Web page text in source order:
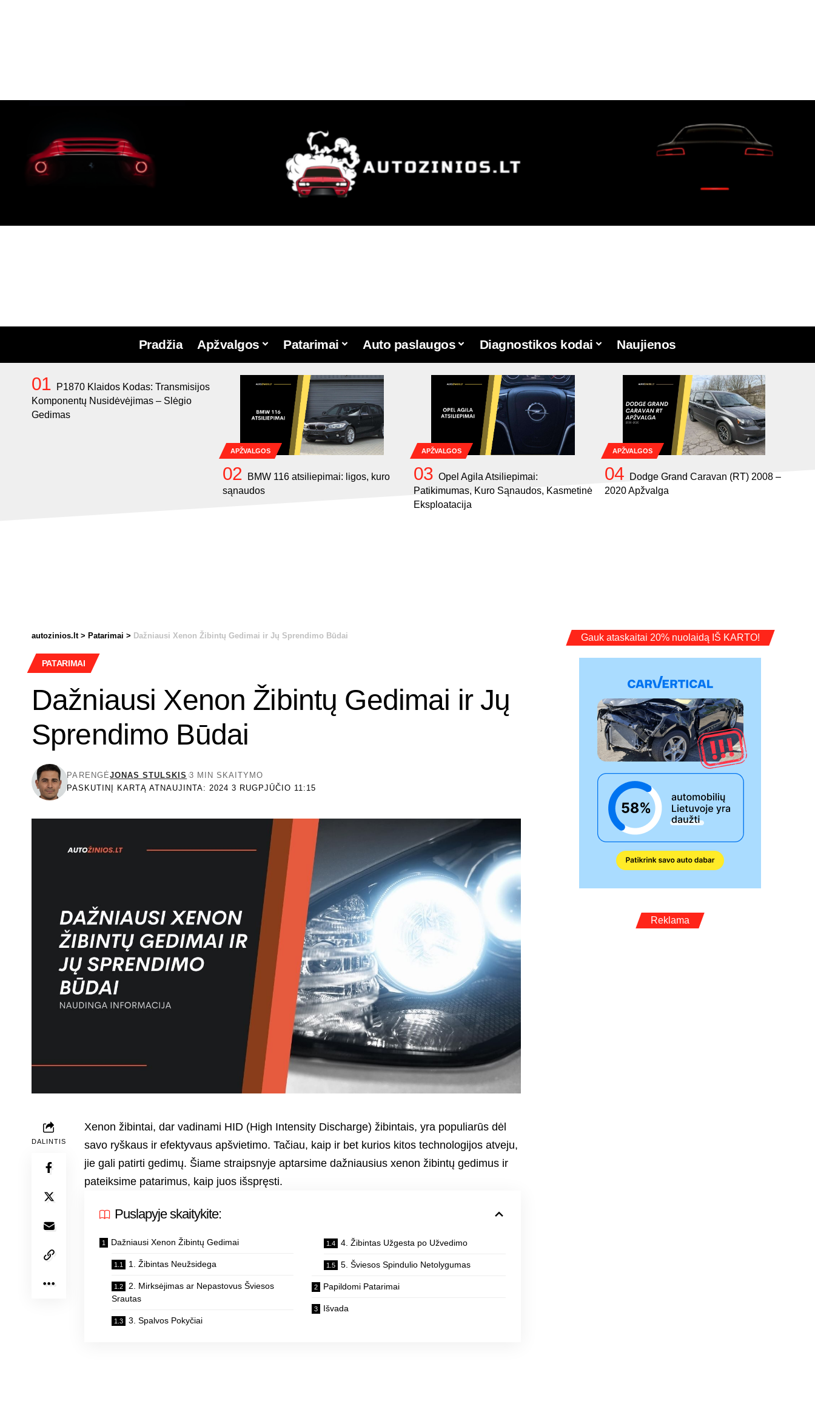
Pradžia Apžvalgos Patarimai Auto paslaugos Diagnostikos kodai Naujienos
P1870 Klaidos Kodas: Transmisijos
Komponentų Nusidėvėjimas – Slėgio
Gedimas
APŽVALGOS
BMW 116 atsiliepimai: ligos, kuro
sąnaudos
APŽVALGOS
Opel Agila Atsiliepimai:
Patikimumas, Kuro Sąnaudos, Kasmetinė
Eksploatacija
APŽVALGOS
Dodge Grand Caravan (RT) 2008 –
2020 Apžvalga
autozinios.lt> Patarimai > Dažniausi Xenon Žibintų Gedimai ir Jų Sprendimo Būdai
PATARIMAI
Dažniausi Xenon Žibintų Gedimai ir Jų
Sprendimo Būdai
PASKUTINĮ KARTĄ ATNAUJINTA: 2024 3 RUGPJŪČIO 11:15
PARENGĖJONAS STULSKIS 3 MIN SKAITYMO
DALINTIS
Xenon žibintai, dar vadinami HID (High Intensity Discharge) žibintais, yra populiarūs dėl
savo ryškaus ir efektyvaus apšvietimo. Tačiau, kaip ir bet kurios kitos technologijos atveju,
jie gali patirti gedimų. Šiame straipsnyje aptarsime dažniausius xenon žibintų gedimus ir
pateiksime patarimus, kaip juos išspręsti.
Puslapyje skaitykite:
Dažniausi Xenon Žibintų Gedimai
1. Žibintas Neužsidega
2. Mirksėjimas ar Nepastovus Šviesos
Srautas
3. Spalvos Pokyčiai
4. Žibintas Užgesta po Užvedimo
5. Šviesos Spindulio Netolygumas
Papildomi Patarimai
Išvada
Gauk ataskaitai 20% nuolaidą IŠ KARTO!
Reklama